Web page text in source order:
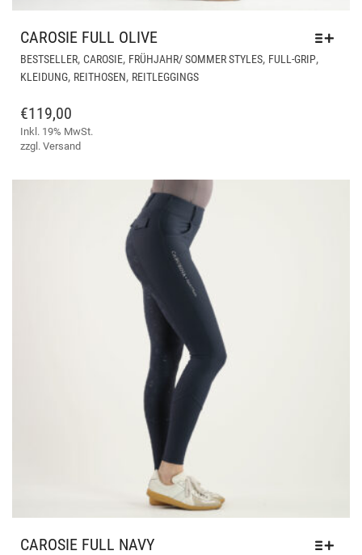
CAROSIE FULL OLIVE
BESTSELLER, CAROSIE, FRÜHJAHR/ SOMMER STYLES, FULL-GRIP,
KLEIDUNG, REITHOSEN, REITLEGGINGS
€119,00
Inkl. 19% MwSt.
zzgl. Versand
CAROSIE FULL NAVY